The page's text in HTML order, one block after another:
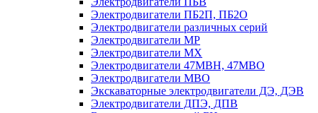
Электродвигатели ПБ2П, ПБ2О
Электродвигатели различных серий
Электродвигатели МР
Электродвигатели MX
Электродвигатели 47MBH, 47МВО
Электродвигатели MBO
Экскаваторные электродвигатели ДЭ, ДЭВ
Электродвигатели ДПЭ, ДПВ